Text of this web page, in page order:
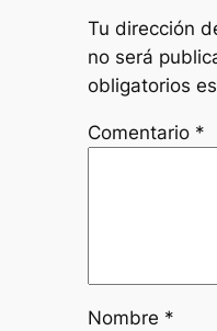
Tu dirección
no será
obligatorios
Comentario *
Nombre *